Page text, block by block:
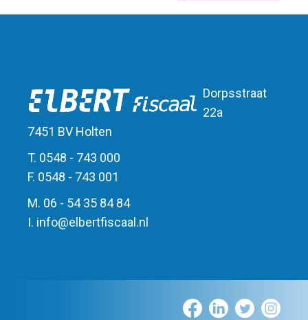
Dorpsstraat
22a
7451 BV Holten
T. 0548 - 743 000
F. 0548 - 743 001
M. 06 - 54 35 84 84
I. info@elbertfiscaal.nl